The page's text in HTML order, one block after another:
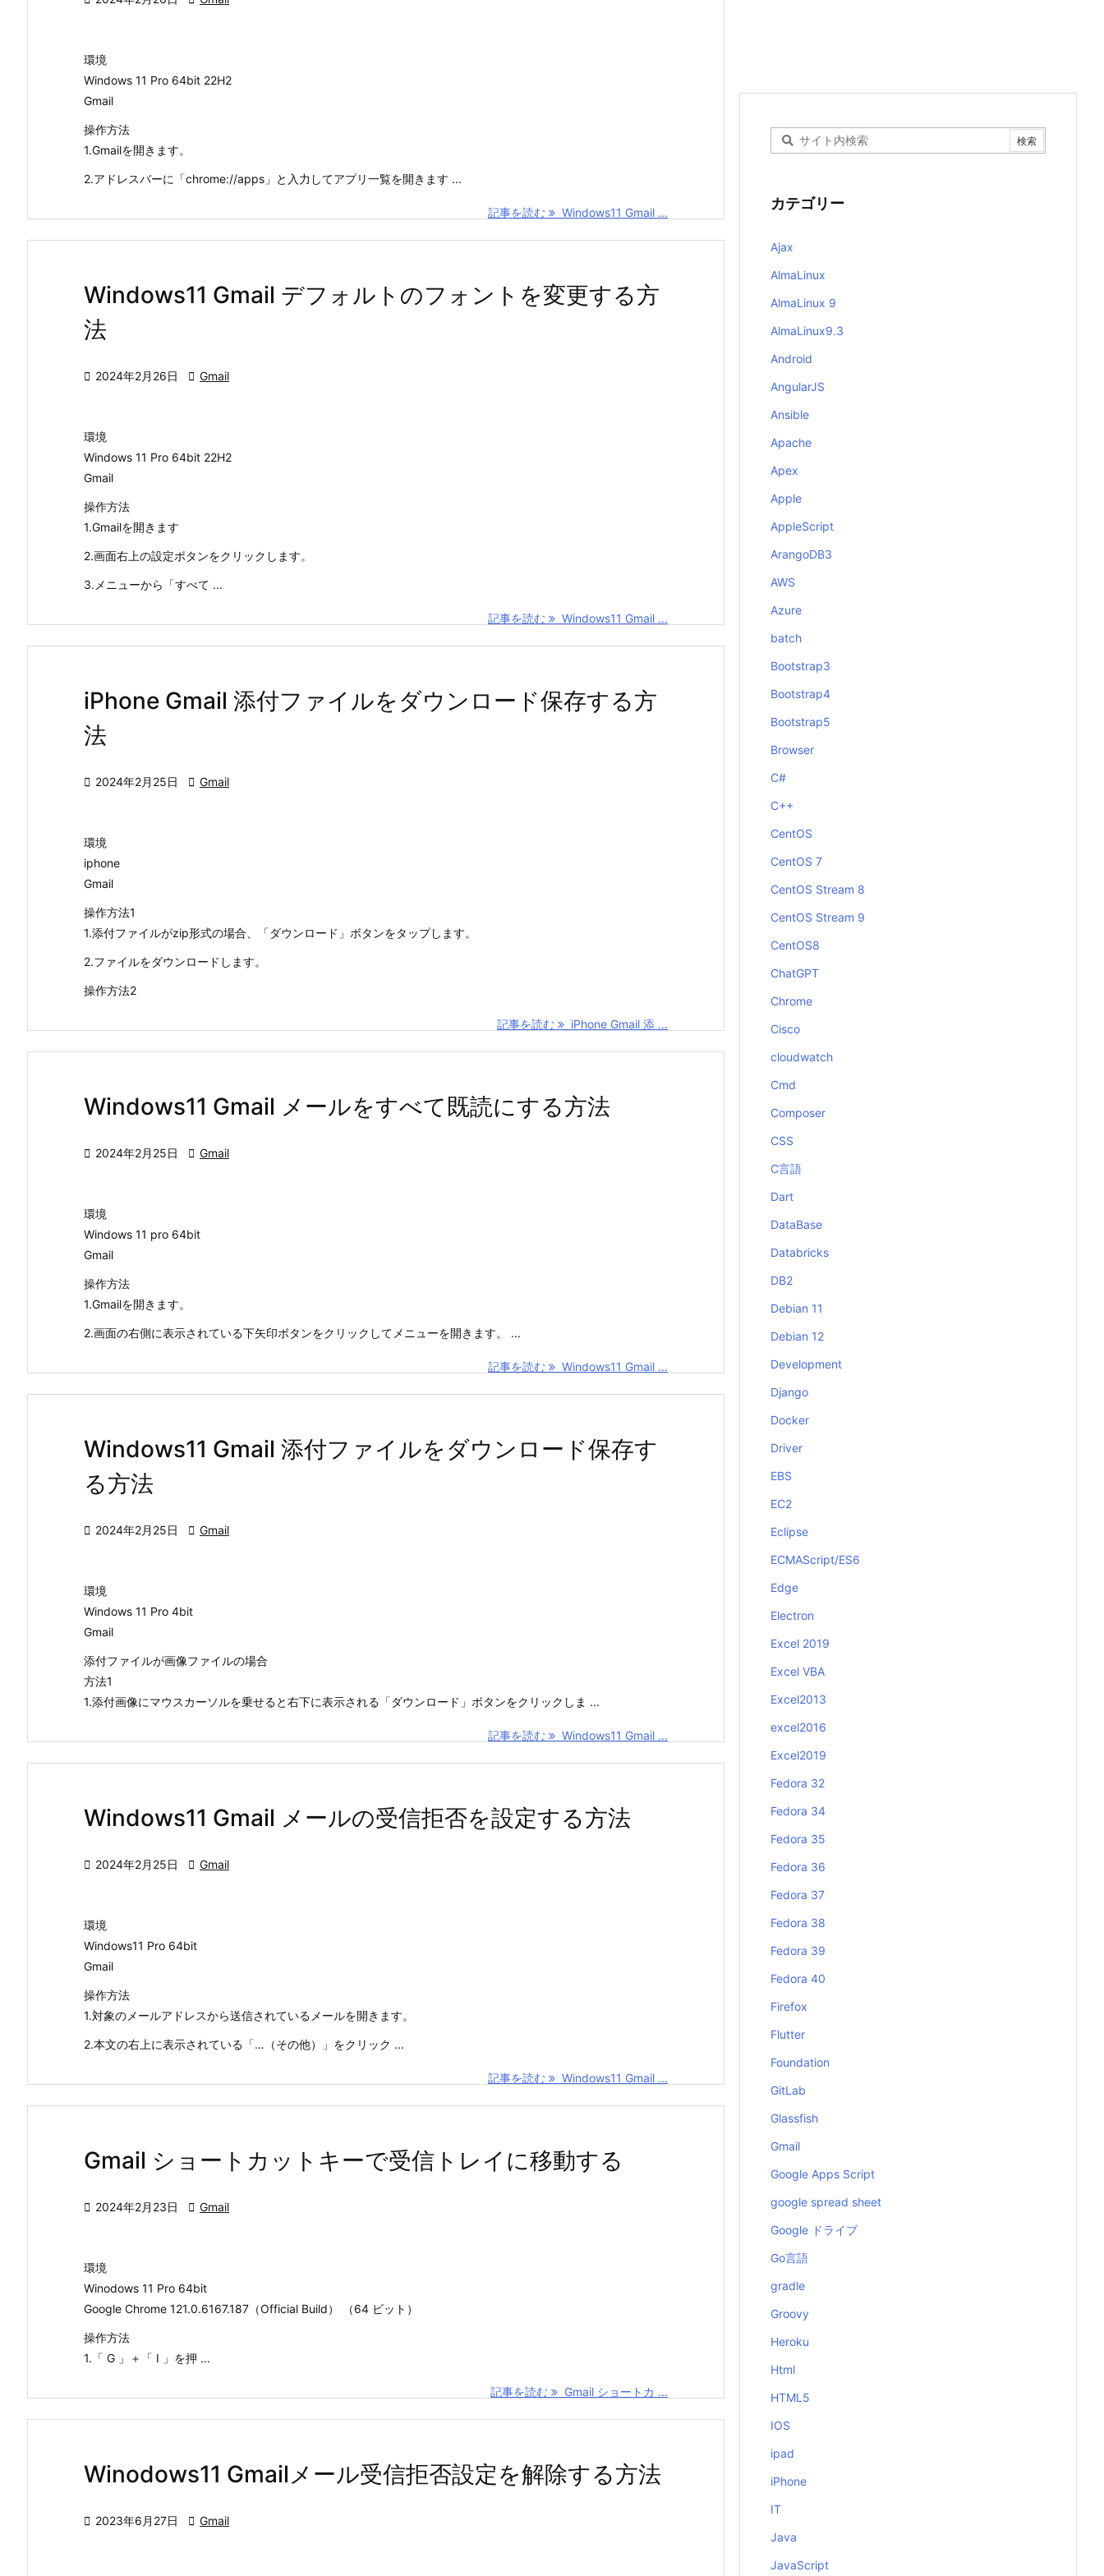
環境
Windows 11 Pro 64bit 22H2
Gmail
操作方法
1.Gmailを開きます。
2.アドレスバーに「chrome://apps」と入力してアプリ一覧を開きます ...
記事を読む Windows11 Gmail ...
Windows11 Gmail デフォルトのフォントを変更する方
法
 2024年2月26日  Gmail
環境
Windows 11 Pro 64bit 22H2
Gmail
操作方法
1.Gmailを開きます
2.画面右上の設定ボタンをクリックします。
3.メニューから「すべて ...
記事を読む Windows11 Gmail ...
iPhone Gmail 添付ファイルをダウンロード保存する方
法
 2024年2月25日  Gmail
環境
iphone
Gmail
操作方法1
1.添付ファイルがzip形式の場合、「ダウンロード」ボタンをタップします。
2.ファイルをダウンロードします。
操作方法2
記事を読む iPhone Gmail 添 ...
Windows11 Gmail メールをすべて既読にする方法
 2024年2月25日  Gmail
環境
Windows 11 pro 64bit
Gmail
操作方法
1.Gmailを開きます。
2.画面の右側に表示されている下矢印ボタンをクリックしてメニューを開きます。 ...
記事を読む Windows11 Gmail ...
Windows11 Gmail 添付ファイルをダウンロード保存す
る方法
 2024年2月25日  Gmail
環境
Windows 11 Pro 4bit
Gmail
添付ファイルが画像ファイルの場合
方法1
1.添付画像にマウスカーソルを乗せると右下に表示される「ダウンロード」ボタンをクリックしま ...
記事を読む Windows11 Gmail ...
Windows11 Gmail メールの受信拒否を設定する方法
 2024年2月25日  Gmail
環境
Windows11 Pro 64bit
Gmail
操作方法
1.対象のメールアドレスから送信されているメールを開きます。
2.本文の右上に表示されている「…（その他）」をクリック ...
記事を読む Windows11 Gmail ...
Gmail ショートカットキーで受信トレイに移動する
 2024年2月23日  Gmail
環境
Winodows 11 Pro 64bit
Google Chrome 121.0.6167.187（Official Build） （64 ビット）
操作方法
1.「 G 」＋「 I 」を押 ...
記事を読む Gmail ショートカ ...
Winodows11 Gmailメール受信拒否設定を解除する方法
 2023年6月27日  Gmail
カテゴリー
Ajax
AlmaLinux
AlmaLinux 9
AlmaLinux9.3
Android
AngularJS
Ansible
Apache
Apex
Apple
AppleScript
ArangoDB3
AWS
Azure
batch
Bootstrap3
Bootstrap4
Bootstrap5
Browser
C#
C++
CentOS
CentOS 7
CentOS Stream 8
CentOS Stream 9
CentOS8
ChatGPT
Chrome
Cisco
cloudwatch
Cmd
Composer
CSS
C言語
Dart
DataBase
Databricks
DB2
Debian 11
Debian 12
Development
Django
Docker
Driver
EBS
EC2
Eclipse
ECMAScript/ES6
Edge
Electron
Excel 2019
Excel VBA
Excel2013
excel2016
Excel2019
Fedora 32
Fedora 34
Fedora 35
Fedora 36
Fedora 37
Fedora 38
Fedora 39
Fedora 40
Firefox
Flutter
Foundation
GitLab
Glassfish
Gmail
Google Apps Script
google spread sheet
Google ドライブ
Go言語
gradle
Groovy
Heroku
Html
HTML5
IOS
ipad
iPhone
IT
Java
JavaScript